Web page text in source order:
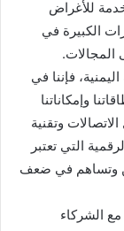
للأغراض
الكبيرة في
المجالات.
فإننا في
وإمكاناتنا
وتقنية
التي تعتبر
وتساهم في ضعف
الشركاء